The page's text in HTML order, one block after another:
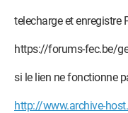
Unknown owner -
(Fax) - Unknown owner
O23 - Service:
telecharge et enregistre
https://forums-fec.be/
si le lien ne fonctionne
http://www.archive-